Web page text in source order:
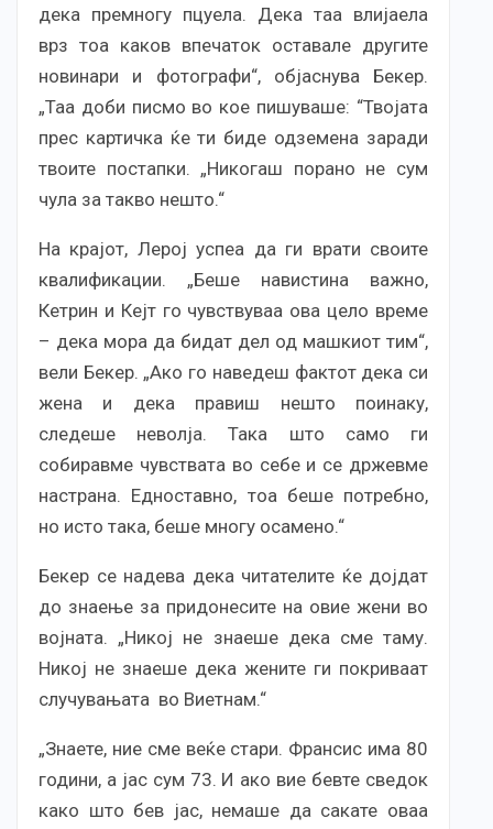
дека премногу пцуела. Дека таа влијаела
врз тоа каков впечаток оставале другите
новинари и фотографи“, објаснува Бекер.
„Таа доби писмо во кое пишуваше: “Твоjата
прес картичка ќе ти биде одземена заради
твоите постапки. „Никогаш порано не сум
чула за такво нешто.“
На крајот, Лерој успеа да ги врати своите
квалификации. „Беше навистина важно,
Кетрин и Кејт го чувствуваа ова цело време
– дека мора да бидат дел од машкиот тим“,
вели Бекер. „Ако го наведеш фактот дека си
жена и дека правиш нешто поинаку,
следеше неволја. Така што само ги
собиравме чувствата во себе и се држевме
настрана. Едноставно, тоа беше потребно,
но исто така, беше многу осамено.“
Бекер се надева дека читателите ќе дојдат
до знаење за придонесите на овие жени во
војната. „Никој не знаеше дека сме таму.
Никој не знаеше дека жените ги покриваат
случувањата во Виетнам.“
„Знаете, ние сме веќе стари. Франсис има 80
години, а јас сум 73. И ако вие бевте сведок
како што бев јас, немаше да сакате оваа